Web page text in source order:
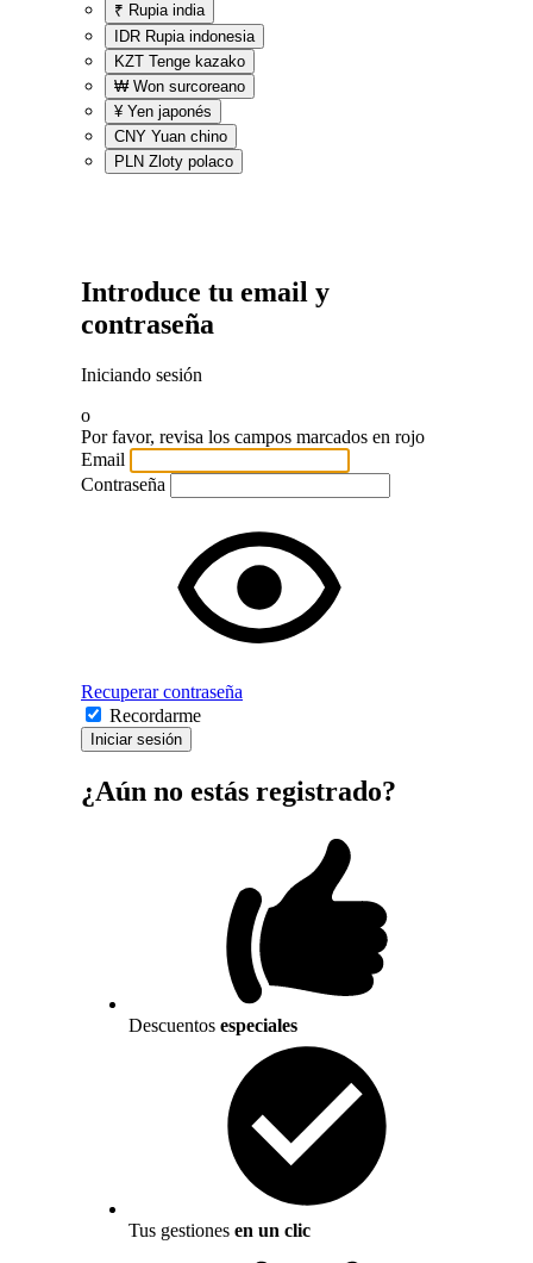
₹ Rupia india
IDR Rupia indonesia
KZT Tenge kazako
₩ Won surcoreano
¥ Yen japonés
CNY Yuan chino
PLN Zloty polaco
Introduce tu email y
contraseña
Iniciando sesión
o
Por favor, revisa los campos marcados en rojo
Email
Contraseña
Recuperar contraseña
Recordarme
Iniciar sesión
¿Aún no estás registrado?
Descuentos especiales
Tus gestiones en un clic